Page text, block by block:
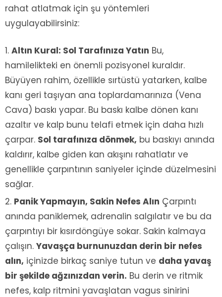
rahat atlatmak için şu yöntemleri
uygulayabilirsiniz:
Altın Kural: Sol Tarafınıza Yatın Bu,
hamilelikteki en önemli pozisyonel kuraldır.
Büyüyen rahim, özellikle sırtüstü yatarken, kalbe
kanı geri taşıyan ana toplardamarınıza (Vena
Cava) baskı yapar. Bu baskı kalbe dönen kanı
azaltır ve kalp bunu telafi etmek için daha hızlı
çarpar. Sol tarafınıza dönmek, bu baskıyı anında
kaldırır, kalbe giden kan akışını rahatlatır ve
genellikle çarpıntının saniyeler içinde düzelmesini
sağlar.
Panik Yapmayın, Sakin Nefes Alın Çarpıntı
anında paniklemek, adrenalin salgılatır ve bu da
çarpıntıyı bir kısırdöngüye sokar. Sakin kalmaya
çalışın. Yavaşça burnunuzdan derin bir nefes
alın, içinizde birkaç saniye tutun ve daha yavaş
bir şekilde ağzınızdan verin. Bu derin ve ritmik
nefes, kalp ritmini yavaşlatan vagus sinirini